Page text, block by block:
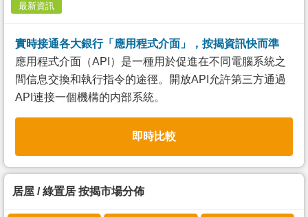
最新資訊
實時接通各大銀行「應用程式介面」，按揭資訊快而準
應用程式介面（API）是一種用於促進在不同電腦系統之
間信息交換和執行指令的途徑。開放API允許第三方通過
API連接一個機構的内部系統。
即時比較
居屋 / 綠置居 按揭市場分佈